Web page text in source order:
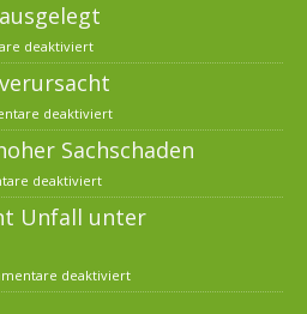
deaktiviert
deaktiviert
Sachschaden
deaktiviert
Unfall unter
deaktiviert